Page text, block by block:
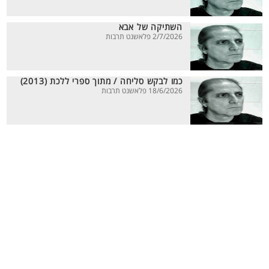
השתיקה של אבא
2/7/2026 פלאשנט תרבות
כמו לבקש סליחה / מתוך ספרי ללכת (2013)
18/6/2026 פלאשנט תרבות